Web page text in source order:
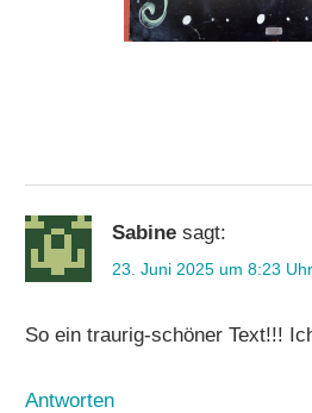
Sabine sagt:
23. Juni 2025 um 8:23 Uhr
So ein traurig-schöner Text!!!
Antworten